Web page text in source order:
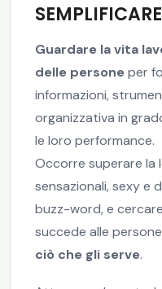
SEMPLIFICARE
Guardare la vita
delle personeper
informazioni,
organizzativa in
le loro performance.
Occorre superare la
sensazionali, sexy e
buzz-word, e
succede alle
ciò che gli serve.